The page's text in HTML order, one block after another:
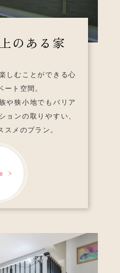
のある家
しむことができる心
ト空間。
や狭小地でも バリア
ョンの取りやすい、
メのプラン。